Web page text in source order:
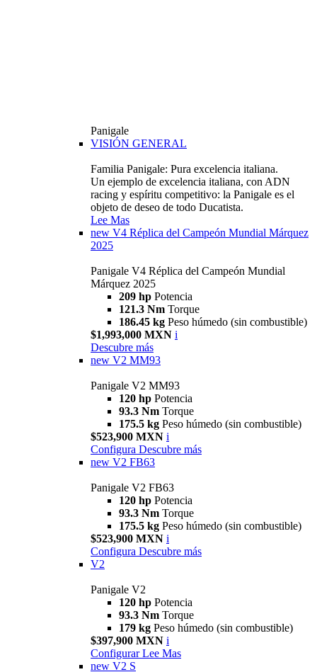
Panigale
VISIÓN GENERAL
Familia Panigale: Pura excelencia italiana.
Un ejemplo de excelencia italiana, con ADN
racing y espíritu competitivo: la Panigale es el
objeto de deseo de todo Ducatista.
Lee Mas
new V4 Réplica del Campeón Mundial Márquez
2025
Panigale V4 Réplica del Campeón Mundial
Márquez 2025
209 hp Potencia
121.3 Nm Torque
186.45 kg Peso húmedo (sin combustible)
$1,993,000 MXN i
Descubre más
new V2 MM93
Panigale V2 MM93
120 hp Potencia
93.3 Nm Torque
175.5 kg Peso húmedo (sin combustible)
$523,900 MXN i
Configura Descubre más
new V2 FB63
Panigale V2 FB63
120 hp Potencia
93.3 Nm Torque
175.5 kg Peso húmedo (sin combustible)
$523,900 MXN i
Configura Descubre más
V2
Panigale V2
120 hp Potencia
93.3 Nm Torque
179 kg Peso húmedo (sin combustible)
$397,900 MXN i
Configurar Lee Mas
new V2 S